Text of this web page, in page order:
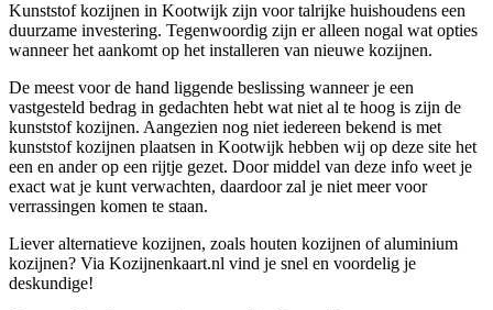
Kunststof kozijnen in Kootwijk zijn voor talrijke huishoudens een
duurzame investering. Tegenwoordig zijn er alleen nogal wat opties
wanneer het aankomt op het installeren van nieuwe kozijnen.
De meest voor de hand liggende beslissing wanneer je een
vastgesteld bedrag in gedachten hebt wat niet al te hoog is zijn de
kunststof kozijnen. Aangezien nog niet iedereen bekend is met
kunststof kozijnen plaatsen in Kootwijk hebben wij op deze site het
een en ander op een rijtje gezet. Door middel van deze info weet je
exact wat je kunt verwachten, daardoor zal je niet meer voor
verrassingen komen te staan.
Liever alternatieve kozijnen, zoals houten kozijnen of aluminium
kozijnen? Via Kozijnenkaart.nl vind je snel en voordelig je
deskundige!